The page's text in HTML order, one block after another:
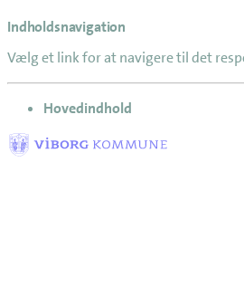
Indholdsnavigation
Vælg et link for at navigere til det
gå til
Hovedindhold